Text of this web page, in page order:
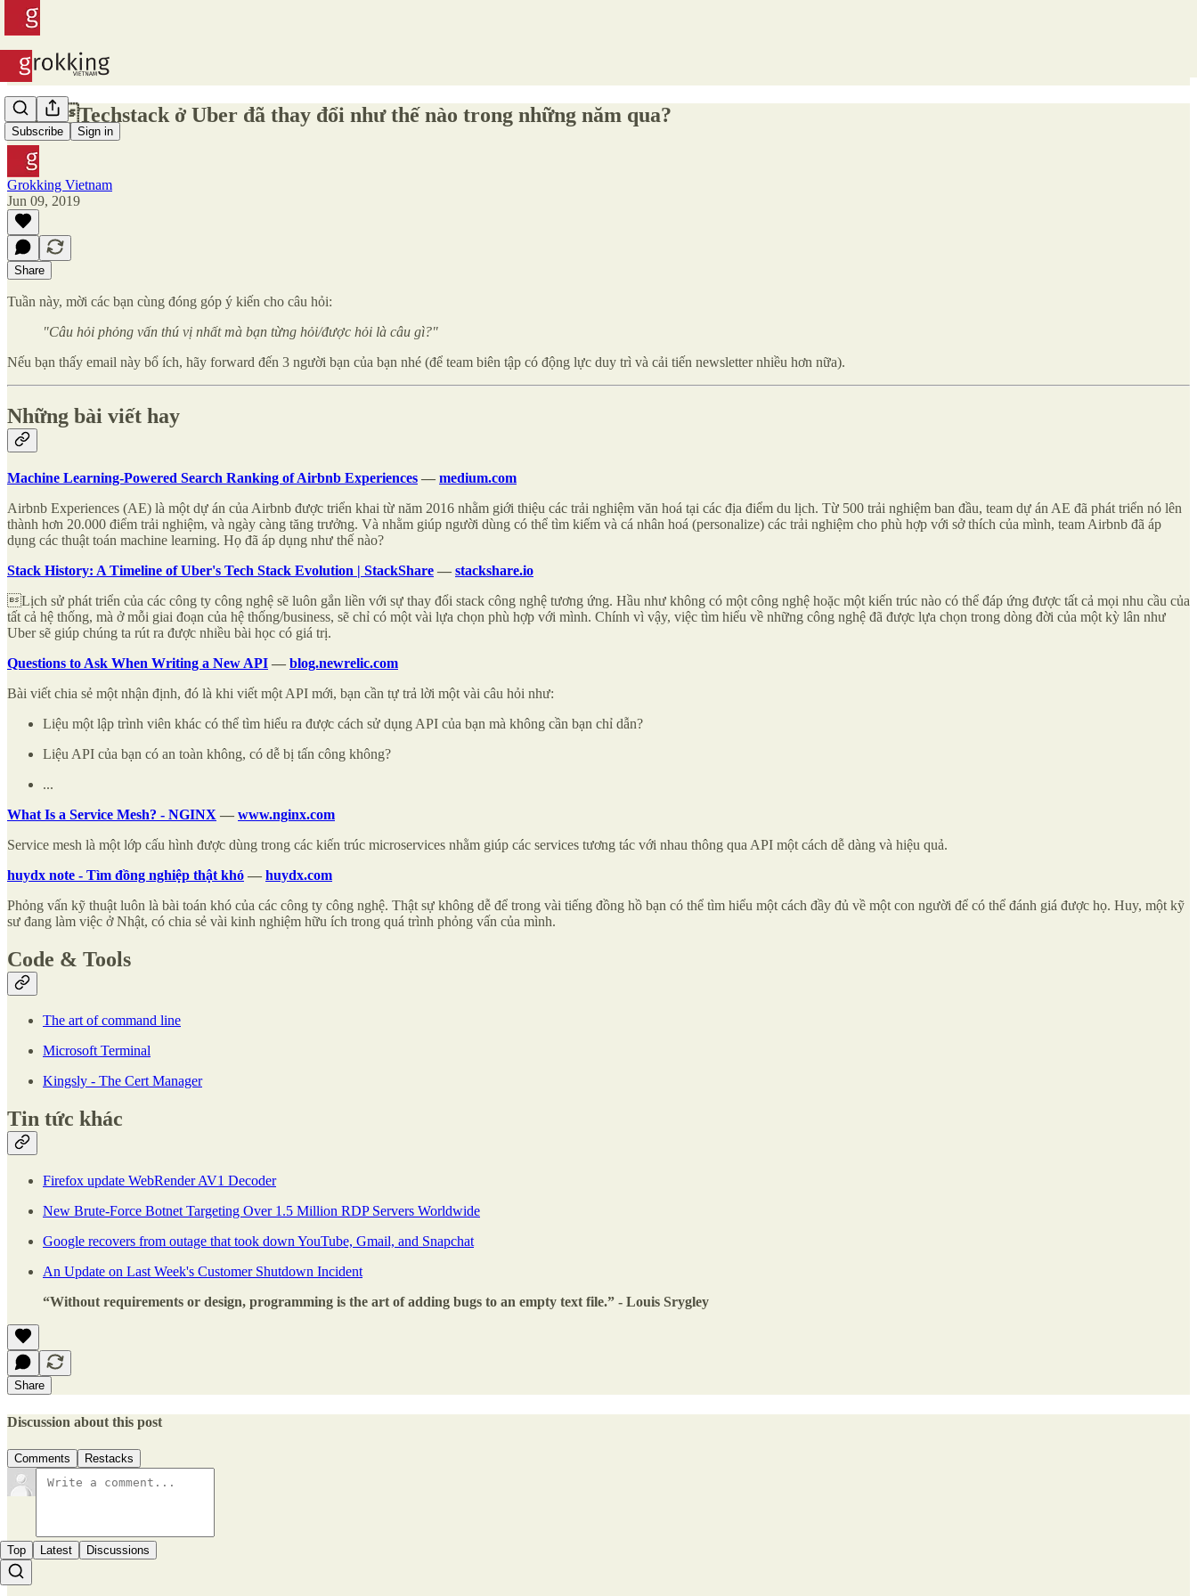
Subscribe Sign in
#72 - Techstack ở Uber đã thay đổi như thế nào trong những năm qua?
Grokking Vietnam
Jun 09, 2019
Share
Tuần này, mời các bạn cùng đóng góp ý kiến cho câu hỏi:
"Câu hỏi phỏng vấn thú vị nhất mà bạn từng hỏi/được hỏi là câu gì?"
Nếu bạn thấy email này bổ ích, hãy forward đến 3 người bạn của bạn nhé (để team biên tập có động lực duy trì và cải tiến newsletter nhiều hơn nữa).
Những bài viết hay
Machine Learning-Powered Search Ranking of Airbnb Experiences — medium.com
Airbnb Experiences (AE) là một dự án của Airbnb được triển khai từ năm 2016 nhằm giới thiệu các trải nghiệm văn hoá tại các địa điểm du lịch. Từ 500 trải nghiệm ban đầu, team dự án AE đã phát triển nó lên
thành hơn 20.000 điểm trải nghiệm, và ngày càng tăng trưởng. Và nhằm giúp người dùng có thể tìm kiếm và cá nhân hoá (personalize) các trải nghiệm cho phù hợp với sở thích của mình, team Airbnb đã áp
dụng các thuật toán machine learning. Họ đã áp dụng như thế nào?
Stack History: A Timeline of Uber's Tech Stack Evolution | StackShare — stackshare.io
Lịch sử phát triển của các công ty công nghệ sẽ luôn gắn liền với sự thay đổi stack công nghệ tương ứng. Hầu như không có một công nghệ hoặc một kiến trúc nào có thể đáp ứng được tất cả mọi nhu cầu của
tất cả hệ thống, mà ở mỗi giai đoạn của hệ thống/business, sẽ chỉ có một vài lựa chọn phù hợp với mình. Chính vì vậy, việc tìm hiểu về những công nghệ đã được lựa chọn trong dòng đời của một kỳ lân như
Uber sẽ giúp chúng ta rút ra được nhiều bài học có giá trị.
Questions to Ask When Writing a New API — blog.newrelic.com
Bài viết chia sẻ một nhận định, đó là khi viết một API mới, bạn cần tự trả lời một vài câu hỏi như:
Liệu một lập trình viên khác có thể tìm hiểu ra được cách sử dụng API của bạn mà không cần bạn chỉ dẫn?
Liệu API của bạn có an toàn không, có dễ bị tấn công không?
...
What Is a Service Mesh? - NGINX — www.nginx.com
Service mesh là một lớp cấu hình được dùng trong các kiến trúc microservices nhằm giúp các services tương tác với nhau thông qua API một cách dễ dàng và hiệu quả.
huydx note - Tìm đồng nghiệp thật khó — huydx.com
Phỏng vấn kỹ thuật luôn là bài toán khó của các công ty công nghệ. Thật sự không dễ để trong vài tiếng đồng hồ bạn có thể tìm hiểu một cách đầy đủ về một con người để có thể đánh giá được họ. Huy, một kỹ
sư đang làm việc ở Nhật, có chia sẻ vài kinh nghiệm hữu ích trong quá trình phỏng vấn của mình.
Code & Tools
The art of command line
Microsoft Terminal
Kingsly - The Cert Manager
Tin tức khác
Firefox update WebRender AV1 Decoder
New Brute-Force Botnet Targeting Over 1.5 Million RDP Servers Worldwide
Google recovers from outage that took down YouTube, Gmail, and Snapchat
An Update on Last Week's Customer Shutdown Incident
“Without requirements or design, programming is the art of adding bugs to an empty text file.” - Louis Srygley
Share
Discussion about this post
Comments Restacks
Top Latest Discussions